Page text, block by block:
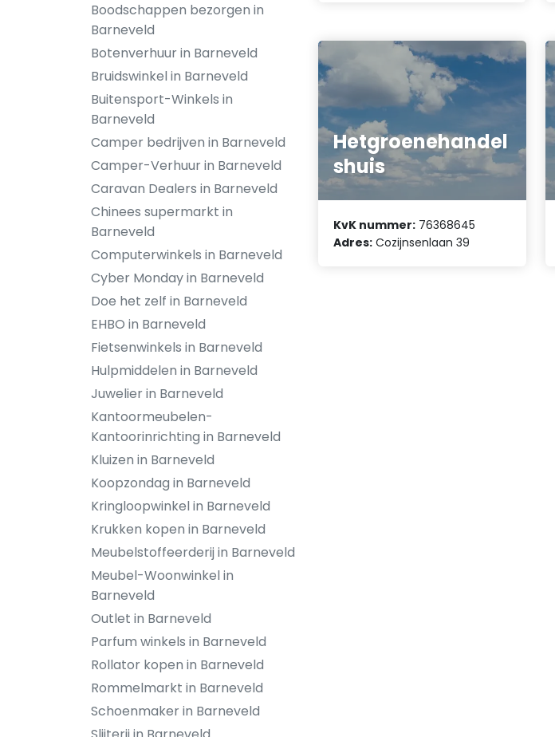
Boodschappen bezorgen in
Barneveld
Botenverhuur in Barneveld
Bruidswinkel in Barneveld
Buitensport-Winkels in
Barneveld
Camper bedrijven in Barneveld
Camper-Verhuur in Barneveld
Caravan Dealers in Barneveld
Chinees supermarkt in
Barneveld
Computerwinkels in Barneveld
Cyber Monday in Barneveld
Doe het zelf in Barneveld
EHBO in Barneveld
Fietsenwinkels in Barneveld
Hulpmiddelen in Barneveld
Juwelier in Barneveld
Kantoormeubelen-
Kantoorinrichting in Barneveld
Kluizen in Barneveld
Koopzondag in Barneveld
Kringloopwinkel in Barneveld
Krukken kopen in Barneveld
Meubelstoffeerderij in Barneveld
Meubel-Woonwinkel in
Barneveld
Outlet in Barneveld
Parfum winkels in Barneveld
Rollator kopen in Barneveld
Rommelmarkt in Barneveld
Schoenmaker in Barneveld
Hetgroenehandel
shuis
KvK nummer: 76368645
Adres: Cozijnsenlaan 39